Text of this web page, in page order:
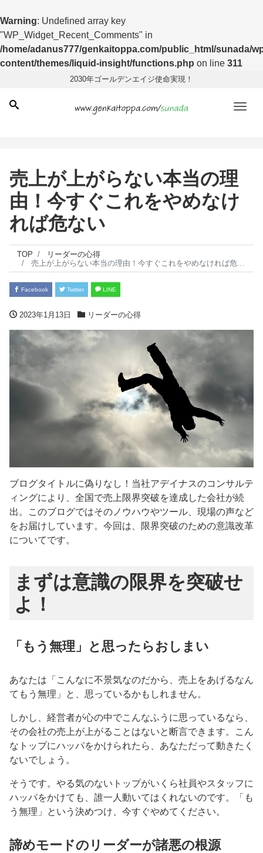
Warning: Undefined array key
"WP_Widget_Recent_Comments" in
/home/adanus777/genkaitoppa.com/public_html/sunada/
content/themes/liquid-insight/functions.php on line 311
2030年ゴールデンエイジ使命実現！
売上が上がらない本当の理
由！今すぐこれをやめなけ
れば危ない
TOP
リーダーの心得
売上が上がらない本当の理由！今すぐこれをやめなければ危ない
Facebook Twitter LINE
2023年1月13日 リーダーの心得
ブログタイトルに偽りなし！当社アデイナスのコンサルテ
ィングにより、全国で売上限界突破を達成した会社が続
出。このブログではそのノウハウやツール、現場の声など
をお届けしています。今回は、限界突破のための意識改革
についてです。
まずは意識の限界を突破せ
よ！
「もう無理」と思ったらおしまい
あなたは「こんなに不景気なのだから、売上をあげるなん
てもう無理」と、思っているかもしれません。
しかし、経営者が心の中でこんなふうに思っているなら、
その会社の売上が上がることはないと断言できます。こん
なトップにハッパをかけられたら、あなただって動きたく
ないでしょう。
そうです。やる気のないトップがいくら社員やスタッフに
ハッパをかけても、誰一人動いてはくれないのです。「も
う無理」という決めつけ、今すぐやめてください。
諦めモードのリーダーが諸悪の根源